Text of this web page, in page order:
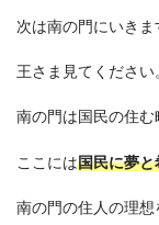
次は南の門にいきま
王さま見てください
南の門は国民の住
ここには国民に夢と
南の門の住人の理